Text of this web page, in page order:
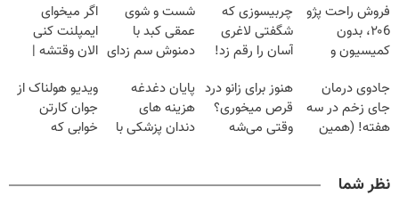
فروش راحت پژو
۲۰6، بدون
کمیسیون و
چربیسوزی که
شگفتی لاغری
آسان را رقم زد!
شست و شوی
عمقی کبد با
دمنوش سم زدای
اگر میخوای
ایمپلنت کنی
الان وقتشه |
میلیون تومان!!!
جادوی درمان
جای زخم در سه
هفته! (همین
هنوز برای زانو درد
قرص میخوری؟
وقتی می‌شه
پایان دغدغه
هزینه های
دندان پزشکی با
ویدیو هولناک از
جوان کارتن
خوابی که
نظر شما